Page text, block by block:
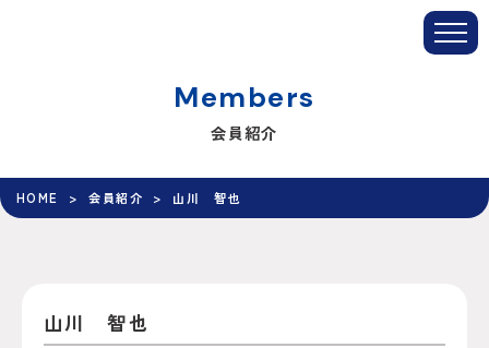
Members
会員紹介
HOME 会員紹介 山川 智也
山川 智也